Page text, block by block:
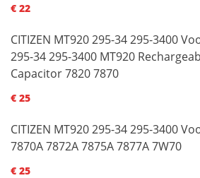
€ 22
CITIZEN MT920 295-34 295-3400
295-34 295-3400 MT920
Capacitor 7820 7870
€ 25
CITIZEN MT920 295-34 295-3400
7870A 7872A 7875A 7877A 7W70
€ 25